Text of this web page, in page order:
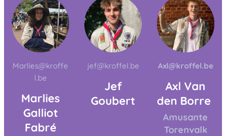
Marlies@kroffe
l.be
Marlies
Galliot
Fabré
jef@kroffel.be
Jef
Goubert
Axl@kroffel.be
Axl Van
den Borre
Amusante
Torenvalk